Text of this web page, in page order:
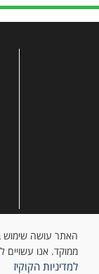
ממוקד. אנו עשויים
למדיניות הקוקיז